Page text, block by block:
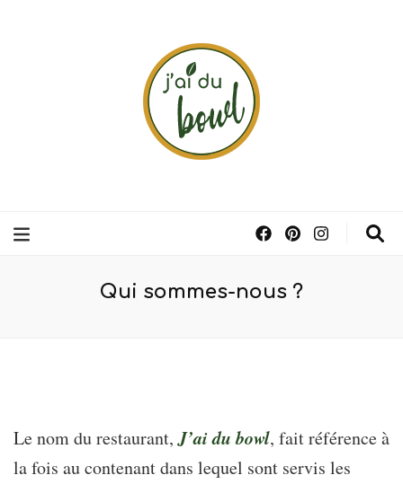
Qui sommes-nous ?
Le nom du restaurant,J’ai du bowl, fait référence à
la fois au contenant dans lequel sont servis les